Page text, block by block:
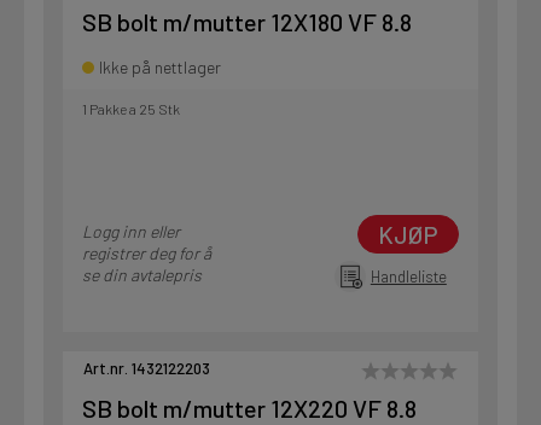
SB bolt m/mutter 12X180 VF 8.8
Ikke på nettlager
1 Pakke a 25 Stk
Logg inn eller
registrer deg for å
se din avtalepris
KJØP
Handleliste
Art.nr. 1432122203
SB bolt m/mutter 12X220 VF 8.8